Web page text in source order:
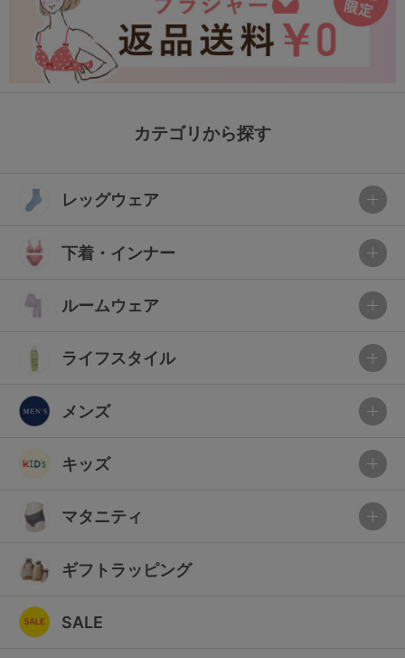
カテゴリから探す
レッグウェア
下着・インナー
ルームウェア
ライフスタイル
メンズ
キッズ
マタニティ
ギフトラッピング
SALE